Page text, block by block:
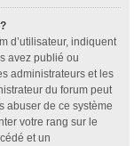
d’utilisateur, indiquent
avez publié ou
administrateurs et les
du forum peut
abuser de ce système
votre rang sur le
et un